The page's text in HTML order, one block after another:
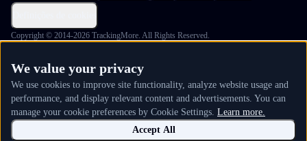
Copyright © 2014-2026 TrackingMore. All Rights Reserved.
We value your privacy
We use cookies to improve site functionality, analyze website usage and
performance, and display relevant content and advertisements. You can
manage your cookie preferences by Cookie Settings. Learn more.
Accept All